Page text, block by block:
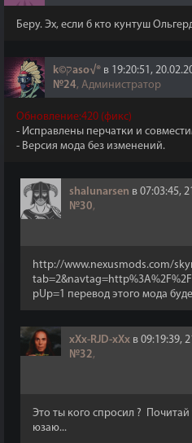
Беру. Эх, если б кто кунтуш
k©קaso√® в 19:20:51,
№24, Администратор
Обновление:420 (фикс)
- Исправлены перчатки и
- Версия мода без изменений.
shalunarsen в 07:03:45,
№30,
http://www.nexusmods.com/
pUp=1 перевод этого мода
xXx-RJD-xXx в 09:19:39,
№32,
Это ты кого спросил ? Почитай
юзаю...